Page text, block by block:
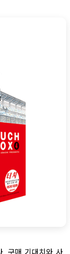
, 구매 기대치와 사